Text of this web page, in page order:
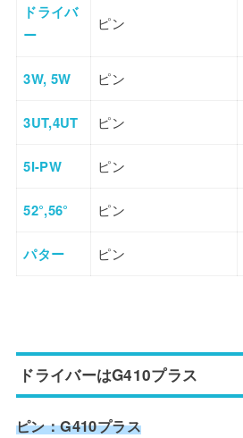
ドライバ
ー
ピン
3W, 5W ピン
3UT,4UT ピン
5I-PW ピン
52°,56° ピン
パター ピン
ドライバーはG410プラス
ピン：G410プラス